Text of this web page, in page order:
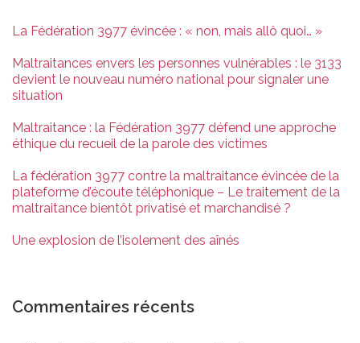
La Fédération 3977 évincée : « non, mais allô quoi… »
Maltraitances envers les personnes vulnérables : le 3133
devient le nouveau numéro national pour signaler une
situation
Maltraitance : la Fédération 3977 défend une approche
éthique du recueil de la parole des victimes
La fédération 3977 contre la maltraitance évincée de la
plateforme d’écoute téléphonique – Le traitement de la
maltraitance bientôt privatisé et marchandisé ?
Une explosion de l’isolement des aînés
Commentaires récents